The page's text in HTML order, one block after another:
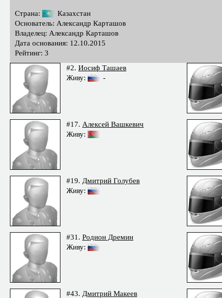
Страна:
Казахстан
Основатель: Александр Карташов
Владелец: Александр Карташов
Дата основания: 12.10.2015
Рейтинг: 3
#2. Иосиф Ташаев
Живу:
-
#17. Алексей Вашкевич
Живу:
#19. Дмитрий Голубев
Живу:
#31. Родион Дремин
Живу:
#43. Дмитрий Макеев